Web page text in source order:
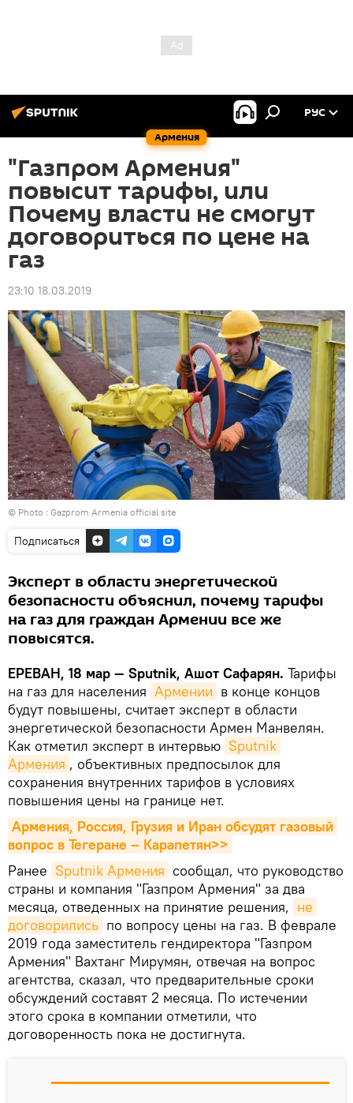
Армения
РУС
"Газпром Армения"
повысит тарифы, или
Почему власти не смогут
договориться по цене на
газ
23:10 18.03.2019
© Photo : Gazprom Armenia official site
Подписаться
Эксперт в области энергетической
безопасности объяснил, почему тарифы
на газ для граждан Армении все же
повысятся.
ЕРЕВАН, 18 мар — Sputnik, Ашот Сафарян. Тарифы
на газ для населения Армении в конце концов
будут повышены, считает эксперт в области
энергетической безопасности Армен Манвелян.
Как отметил эксперт в интервью Sputnik
Армения , объективных предпосылок для
сохранения внутренних тарифов в условиях
повышения цены на границе нет.
Армения, Россия, Грузия и Иран обсудят газовый
вопрос в Тегеране – Карапетян>>
Ранее Sputnik Армения сообщал, что руководство
страны и компания "Газпром Армения" за два
месяца, отведенных на принятие решения, не
договорились по вопросу цены на газ. В феврале
2019 года заместитель гендиректора "Газпром
Армения" Вахтанг Мирумян, отвечая на вопрос
агентства, сказал, что предварительные сроки
обсуждений составят 2 месяца. По истечении
этого срока в компании отметили, что
договоренность пока не достигнута.